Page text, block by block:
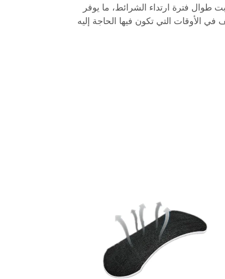
طوال فترة ارتداء الشرائط، ما يوفر
الأوقات التي تكون فيها الحاجة إليه